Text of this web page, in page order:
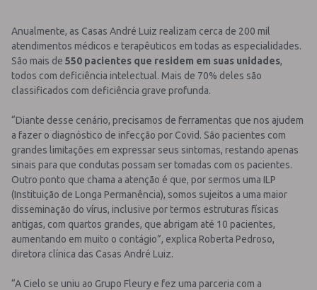
Anualmente, as Casas André Luiz realizam cerca de 200 mil
atendimentos médicos e terapêuticos em todas as especialidades.
São mais de 550 pacientes que residem em suas unidades,
todos com deficiência intelectual. Mais de 70% deles são
classificados com deficiência grave profunda.
“Diante desse cenário, precisamos de ferramentas que nos ajudem
a fazer o diagnóstico de infecção por Covid. São pacientes com
grandes limitações em expressar seus sintomas, restando apenas
sinais para que condutas possam ser tomadas com os pacientes.
Outro ponto que chama a atenção é que, por sermos uma ILP
(Instituição de Longa Permanência), somos sujeitos a uma maior
disseminação do vírus, inclusive por termos estruturas físicas
antigas, com quartos grandes, que abrigam até 10 pacientes,
aumentando em muito o contágio”, explica Roberta Pedroso,
diretora clínica das Casas André Luiz.
“A Cielo se uniu ao Grupo Fleury e fez uma parceria com a